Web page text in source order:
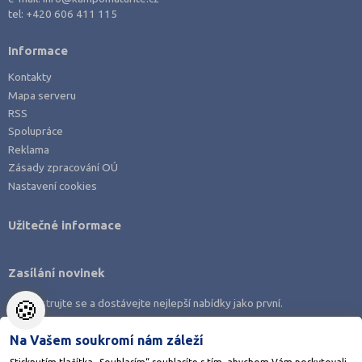
4 letá
Lycea
Šance na přijetí
tel: +420 606 411 115
Informace
Kontakty
Mapa serveru
RSS
Spolupráce
Reklama
Zásady zpracování OÚ
Nastavení cookies
Užitečné informace
Zasílání novinek
Zaregistrujte se a dostávejte nejlepší nabídky jako první.
🍪
Na Vašem soukromí nám záleží